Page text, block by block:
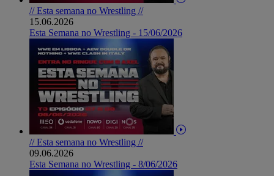
// Esta semana no Wrestling //
15.06.2026
Esta Semana no Wrestling - 15/06/2026
// Esta semana no Wrestling //
09.06.2026
Esta Semana no Wrestling - 8/06/2026